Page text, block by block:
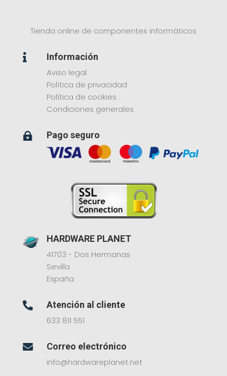
Tienda online de componentes informáticos

Información
Aviso legal
Política de privacidad
Política de cookies
Condiciones generales
 Pago seguro
HARDWARE PLANET
41703 - Dos Hermanas
Sevilla
España

Atención al cliente
633 811 551

Correo electrónico
info@hardwareplanet.net